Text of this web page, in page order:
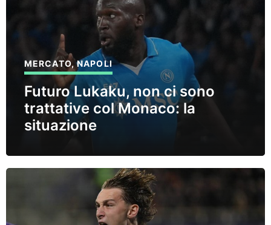
MERCATO,NAPOLI
Futuro Lukaku, non ci sono
trattative col Monaco: la
situazione